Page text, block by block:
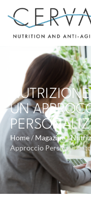
UN
Home/ Magazine/
Approccio Personalizzato